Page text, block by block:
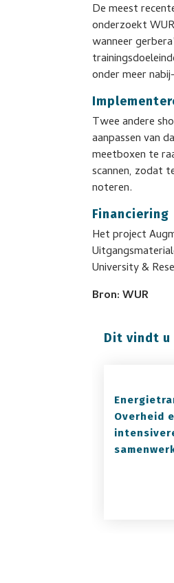
De meest
onderzoekt
wanneer
onder meer
Twee andere
aanpassen van
meetboxen te
scannen, zodat
noteren.
Financiering
Het project
University &
Bron: WUR
Dit vindt u
Overheid